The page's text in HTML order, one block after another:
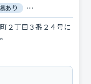
あり バリアフリー
２丁目３番２４号に